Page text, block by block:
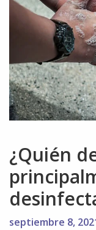
¿Quién
septiembre 8,